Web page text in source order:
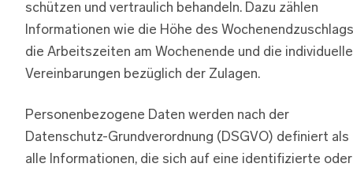
schützen und vertraulich behandeln. Dazu zählen
Informationen wie die Höhe des
die Arbeitszeiten am Wochenende und die
Vereinbarungen bezüglich der Zulagen.
Personenbezogene Daten werden nach der
Datenschutz-Grundverordnung (DSGVO) definiert als
alle Informationen, die sich auf eine identifizierte oder